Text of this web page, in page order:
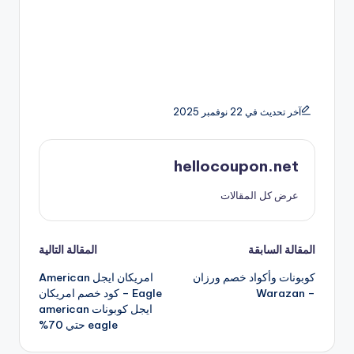
آخر تحديث في 22 نوفمبر 2025
hellocoupon.net
عرض كل المقالات
تصفّح
المقالات
المقالة السابقة
كوبونات وأكواد خصم ورزان
– Warazan
المقالة التالية
امريكان ايجل American
Eagle – كود خصم امريكان
ايجل كوبونات american
eagle حتي 70%